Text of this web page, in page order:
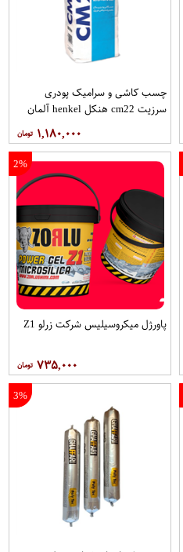
چسب کاشی و سرامیک پودری
سرزیت cm22 هنکل henkel آلمان
۱,۱۸۰,۰۰۰
2%
پاورژل میکروسیلیس شرکت زرلو Z1
۷۳۵,۰۰۰
3%